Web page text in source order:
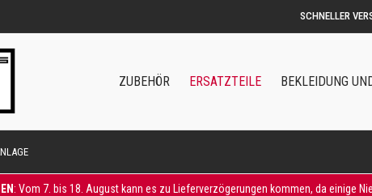
ORIGINALZUBEHÖR UND
ZUBEHÖR ERSATZTEILE BEKLEIDUNG
: Vom 7. bis 18. August kann es zu Lieferverzögerungen kommen, da einige